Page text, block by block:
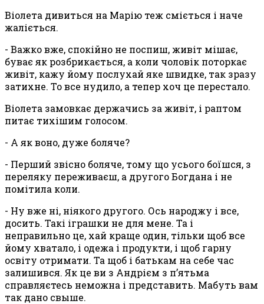
Віолета дивиться на Марію теж сміється і наче
жаліється.
- Важко вже, спокійно не поспиш, живіт мішає,
буває як розбрикається, а коли чоловік поторкає
живіт, кажу йому послухай яке швидке, так зразу
затихне. То все нудило, а тепер хоч це перестало.
Віолета замовкає держачись за живіт, і раптом
питає тихішим голосом.
- А як воно, дуже боляче?
- Перший звісно боляче, тому що усього боїшся, з
переляку переживаєш, а другого Богдана і не
помітила коли.
- Ну вже ні, ніякого другого. Ось народжу і все,
досить. Такі іграшки не для мене. Та і
неправильно це, хай краще один, тільки щоб все
йому хватало, і одежа і продукти, і щоб гарну
освіту отримати. Та щоб і батькам на себе час
залишився. Як це ви з Андрієм з п’ятьма
справляєтесь неможна і представить. Мабуть вам
так дано свыше.